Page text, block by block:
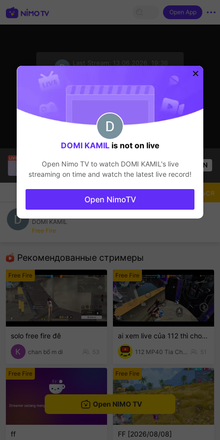
Open App
Last Stream:
13.06.2026, 19:36
112 MP40 Tia Chớp Tử
is live!
Free Fire
51 Views OPEN
Чат Стример
DOMI KAMIL
Free Fire
Рекомендованные стримеры
Free Fire
solo free fire đê
chan bố m di 53
Free Fire
ai xem live của 112 thì cho 112 1 follow với nha
51
Free Fire
ff
Free Fire
FF [2026/08/08]
Подписаться
Open NIMO TV
DOMI KAMILis not on live
Open Nimo TV to watch DOMI KAMIL 's live
streaming on time and watch the latest live record!
Open NimoTV
sentinelEnd